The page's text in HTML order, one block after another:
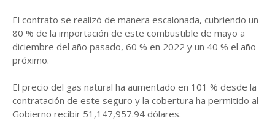
El contrato se realizó de manera escalonada, cubriendo un
80 % de la importación de este combustible de mayo a
diciembre del año pasado, 60 % en 2022 y un 40 % el año
próximo.
El precio del gas natural ha aumentado en 101 % desde la
contratación de este seguro y la cobertura ha permitido al
Gobierno recibir 51,147,957.94 dólares.